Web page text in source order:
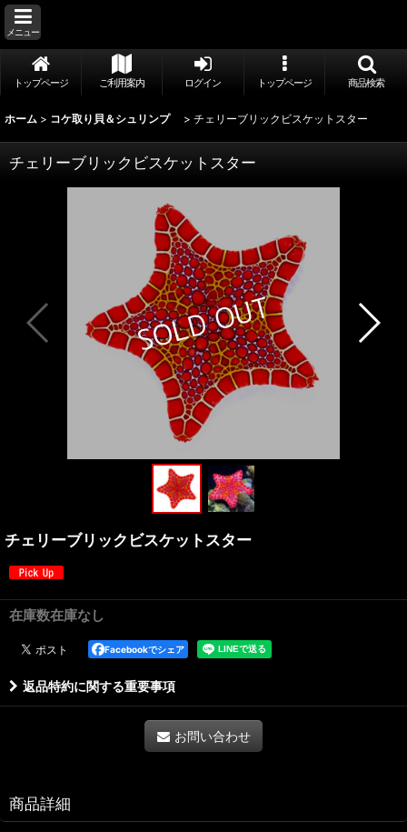
メニュー
トップページ ご利用案内 ログイン トップページ 商品検索
ホーム > コケ取り貝＆シュリンプ > チェリーブリックビスケットスター
チェリーブリックビスケットスター
チェリーブリックビスケットスター
在庫数在庫なし
Facebookでシェア
返品特約に関する重要事項
お問い合わせ
商品詳細